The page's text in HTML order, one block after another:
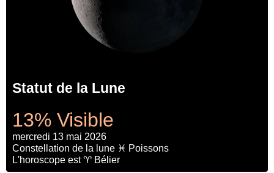
Statut de la Lune
13% Visible
mercredi 13 mai 2026
Constellation de la lune ♓ Poissons
L'horoscope est ♈ Bélier